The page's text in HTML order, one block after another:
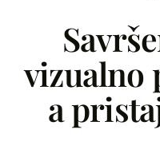
vizualno
a
Facebook